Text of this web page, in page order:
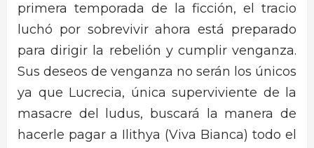
primera temporada de la ficción, el tracio
luchó por sobrevivir ahora está preparado
para dirigir la rebelión y cumplir venganza.
Sus deseos de venganza no serán los únicos
ya que Lucrecia, única superviviente de la
masacre del ludus, buscará la manera de
hacerle pagar a Ilithya (Viva Bianca) todo el